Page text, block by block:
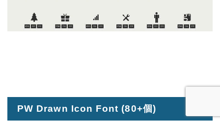
PW Drawn Icon Font (80+個)